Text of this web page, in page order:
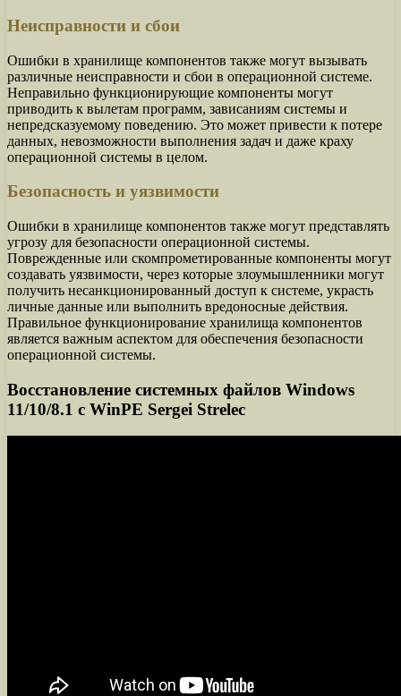
Неисправности и сбои
Ошибки в хранилище компонентов также могут вызывать
различные неисправности и сбои в операционной системе.
Неправильно функционирующие компоненты могут
приводить к вылетам программ, зависаниям системы и
непредсказуемому поведению. Это может привести к потере
данных, невозможности выполнения задач и даже краху
операционной системы в целом.
Безопасность и уязвимости
Ошибки в хранилище компонентов также могут представлять
угрозу для безопасности операционной системы.
Поврежденные или скомпрометированные компоненты могут
создавать уязвимости, через которые злоумышленники могут
получить несанкционированный доступ к системе, украсть
личные данные или выполнить вредоносные действия.
Правильное функционирование хранилища компонентов
является важным аспектом для обеспечения безопасности
операционной системы.
Восстановление системных файлов Windows
11/10/8.1 с WinPE Sergei Strelec